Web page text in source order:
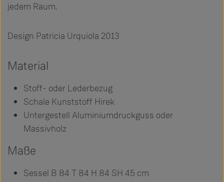
jedem Raum.
Design Patricia Urquiola 2013
Material
Stoff- oder Lederbezug
Schale Kunststoff Hirek
Untergestell Aluminiumdruckguss oder
Massivholz
Maße
Sessel B 84 T 84 H 84 SH 45 cm